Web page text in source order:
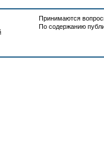
Принимаются
По содержанию